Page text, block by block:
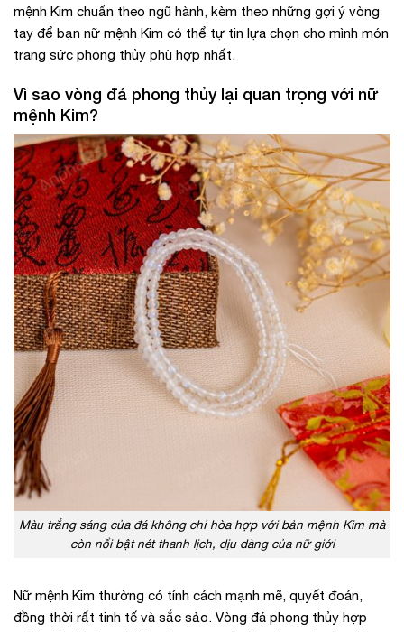
mệnh Kim chuẩn theo ngũ hành, kèm theo những gợi ý vòng
tay để bạn nữ mệnh Kim có thể tự tin lựa chọn cho mình món
trang sức phong thủy phù hợp nhất.
Vì sao vòng đá phong thủy lại quan trọng với nữ
mệnh Kim?
Màu trắng sáng của đá không chỉ hòa hợp với bản mệnh Kim mà
còn nổi bật nét thanh lịch, dịu dàng của nữ giới
Nữ mệnh Kim thường có tính cách mạnh mẽ, quyết đoán,
đồng thời rất tinh tế và sắc sảo. Vòng đá phong thủy hợp